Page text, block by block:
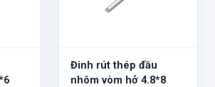
Đinh rút thép đầu
nhôm vòm hở 4.8*8